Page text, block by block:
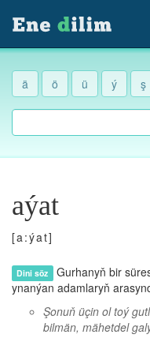
ä ö ü ý ş
aýat
[a:ýat]
Dini söz Gurhanyň bir
ynanýan adamlaryň
Şonuň üçin ol toý
bilmän, mähetdel